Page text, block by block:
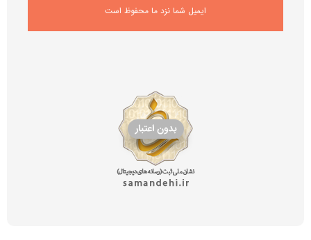
ایمیل شما نزد ما محفوظ است